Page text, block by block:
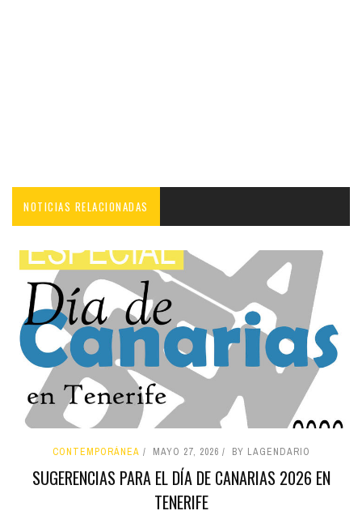
NOTICIAS RELACIONADAS
CONTEMPORÁNEA MAYO 27, 2026 BY LAGENDARIO
SUGERENCIAS PARA EL DÍA DE CANARIAS 2026 EN
TENERIFE